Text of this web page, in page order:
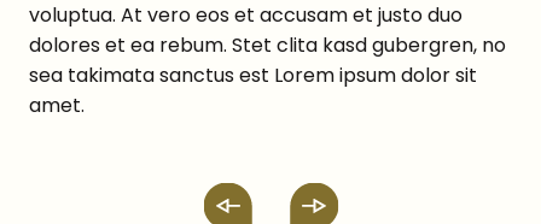
voluptua. At vero eos et accusam et justo duo
dolores et ea rebum. Stet clita kasd gubergren, no
sea takimata sanctus est Lorem ipsum dolor sit
amet.